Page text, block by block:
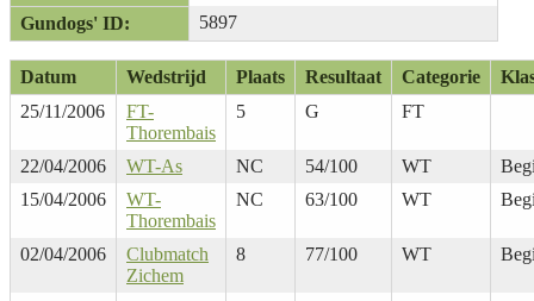
Gundogs' ID:
5897
Datum Wedstrijd Plaats Resultaat Categorie
25/11/2006
FT-
Thorembais
5 G FT
22/04/2006 WT-As NC 54/100 WT
15/04/2006
WT-
Thorembais
NC 63/100 WT
02/04/2006
Clubmatch
Zichem
8 77/100 WT